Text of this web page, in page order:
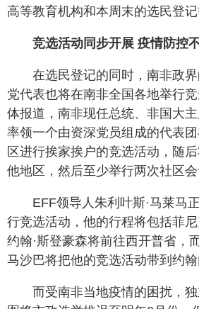
高等教育机构和本周末的选民登记
竞选活动同步开展 疫情防控
在选民登记的同时，南非政
党代表也将在南非全国各地举行
体报道，南非现任总统、非国大
率领一个由资深党员组成的代表
区进行挨家挨户的竞选活动，随
他地区，然后至少举行两次社区会
EFF领导人朱利叶斯·马莱马
行竞选活动，他的行程将包括菲
约翰·斯登豪森将前往西开普省，
马沙巴将把他的竞选活动带到约翰
而受南非当地疫情的困扰，